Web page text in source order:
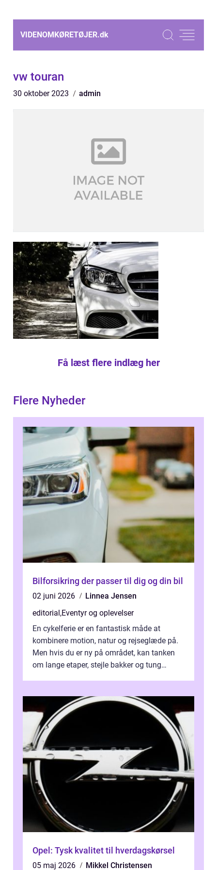
VIDENOMKØRETØJER.dk
vw touran
30 oktober 2023 admin
Få læst flere indlæg her
Flere Nyheder
Bilforsikring der passer til dig og din bil
02 juni 2026
Linnea Jensen
editorial,Eventyr og oplevelser
En cykelferie er en fantastisk måde at
kombinere motion, natur og rejseglæde på.
Men hvis du er ny på området, kan tanken
om lange etaper, stejle bakker og tung
Opel: Tysk kvalitet til hverdagskørsel
05 maj 2026 Mikkel Christensen